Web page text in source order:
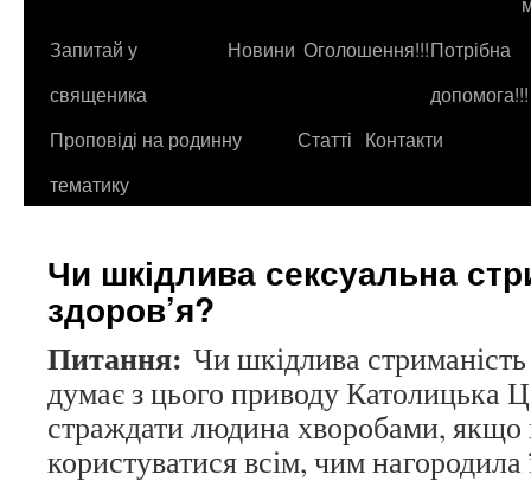
контенту
Запитай у
священика
Новини Оголошення!!!Потрібна
допомога!!!
Проповіді на родинну
тематику
Статті Контакти
Чи шкідлива сексуальна
здоров’я?
Питання: Чи шкідлива
думає з цього приводу Католицька
страждати людина хворобами, якщо
користуватися всім, чим нагородила